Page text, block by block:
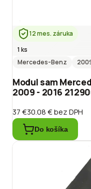
12 mes. záruka
1 ks
Mercedes-Benz
Modul sam
2009 - 2016
37 €30.08 €bez DPH
Do košíka